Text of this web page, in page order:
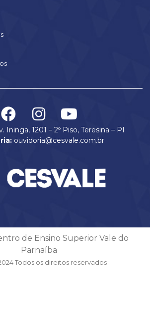
Ininga, 1201 – 2º Piso, Teresina – PI
ouvidoria@cesvale.com.br
de Ensino Superior Vale do
Parnaíba
Todos os direitos reservados